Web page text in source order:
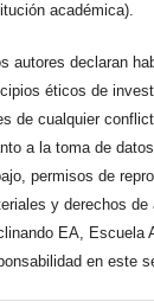
académica).
autores declaran
éticos de
de cualquier
a la toma de
permisos de
y derechos de
EA, Escuela
en este